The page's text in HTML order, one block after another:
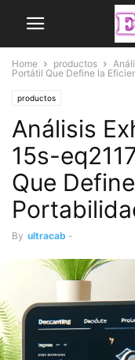
Home productos
Portátil Que Define la
productos
Análisis
15s-
Que
By ultracab -